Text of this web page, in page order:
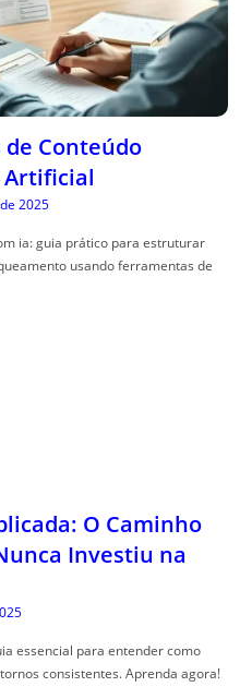
Conteúdo
Artificial
2025
ia: guia prático para estruturar
usando ferramentas de
O Caminho
Investiu na
essencial para entender como
consistentes. Aprenda agora!